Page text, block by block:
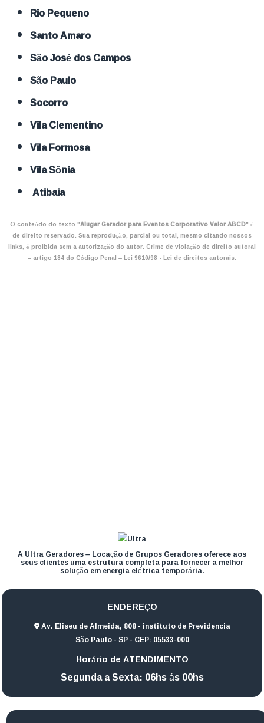
Rio Pequeno
Santo Amaro
São José dos Campos
São Paulo
Socorro
Vila Clementino
Vila Formosa
Vila Sônia
Atibaia
O conteúdo do texto "Alugar Gerador para Eventos Corporativo Valor ABCD" é
de direito reservado. Sua reprodução, parcial ou total, mesmo citando nossos
links, é proibida sem a autorização do autor. Crime de violação de direito autoral
– artigo 184 do Código Penal –Lei 9610/98 - Lei de direitos autorais.
A Ultra Geradores – Locação de Grupos Geradores oferece aos
seus clientes uma estrutura completa para fornecer a melhor
solução em energia elétrica temporária.
ENDEREÇO
Av. Eliseu de Almeida, 808 - instituto de Previdencia
São Paulo - SP - CEP: 05533-000
Horário de ATENDIMENTO
Segunda a Sexta: 06hs ás 00hs